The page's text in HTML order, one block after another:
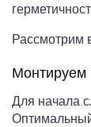
Рассмотрим
Монтируем
Для начала